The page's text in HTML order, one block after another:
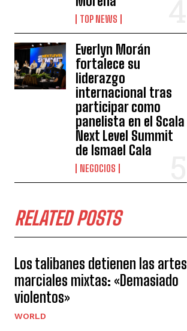
TOP NEWS
Everlyn Morán
fortalece su
liderazgo
internacional tras
participar como
panelista en el Scala
Next Level Summit
de Ismael Cala
NEGOCIOS
RELATED POSTS
Los talibanes detienen las artes
marciales mixtas: «Demasiado
violentos»
WORLD